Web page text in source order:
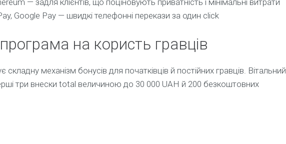
Google Pay — швидкі телефонні перекази за один click
на користь гравців
складну механізм бонусів для початківців й постійних гравців. Вітальний
три внески total величиною до 30 000 UAH й 200 безкоштовних